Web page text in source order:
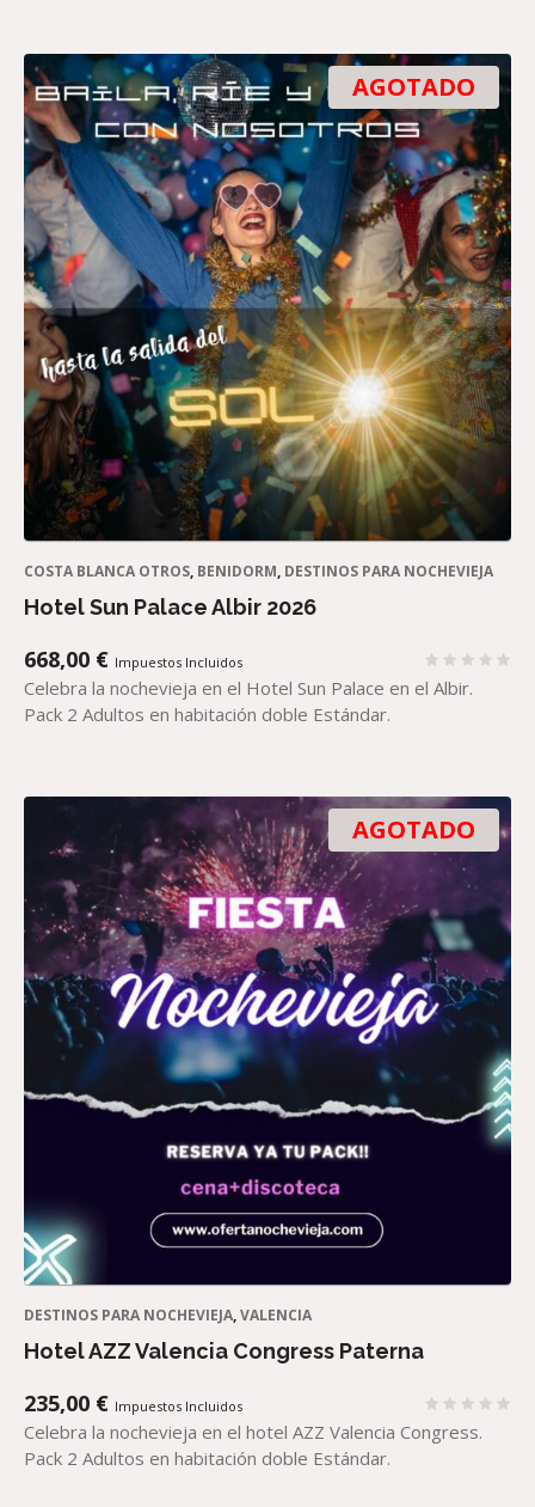
AGOTADO
COSTA BLANCA OTROS, BENIDORM, DESTINOS PARA NOCHEVIEJA
Hotel Sun Palace Albir 2026
668,00 € Impuestos Incluidos
Celebra la nochevieja en el Hotel Sun Palace en el Albir.
Pack 2 Adultos en habitación doble Estándar.
AGOTADO
DESTINOS PARA NOCHEVIEJA,VALENCIA
Hotel AZZ Valencia Congress Paterna
235,00 € Impuestos Incluidos
Celebra la nochevieja en el hotel AZZ Valencia Congress.
Pack 2 Adultos en habitación doble Estándar.